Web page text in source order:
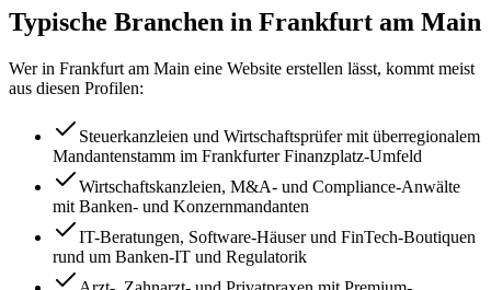
Typische Branchen in Frankfurt am Main
Wer in Frankfurt am Main eine Website erstellen lässt, kommt meist
aus diesen Profilen:
Steuerkanzleien und Wirtschaftsprüfer mit überregionalem
Mandantenstamm im Frankfurter Finanzplatz-Umfeld
Wirtschaftskanzleien, M&A- und Compliance-Anwälte
mit Banken- und Konzernmandanten
IT-Beratungen, Software-Häuser und FinTech-Boutiquen
rund um Banken-IT und Regulatorik